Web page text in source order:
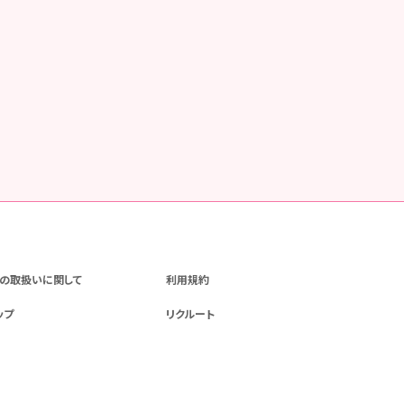
取扱いに関して 利用規約
プ リクルート